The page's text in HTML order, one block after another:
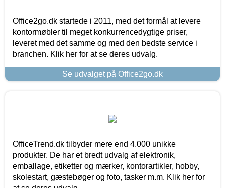
Office2go.dk startede i 2011, med det formål at levere
kontormøbler til meget konkurrencedygtige priser,
leveret med det samme og med den bedste service i
branchen. Klik her for at se deres udvalg.
Se udvalget på Office2go.dk
OfficeTrend.dk tilbyder mere end 4.000 unikke
produkter. De har et bredt udvalg af elektronik,
emballage, etiketter og mærker, kontorartikler, hobby,
skolestart, gæstebøger og foto, tasker m.m. Klik her for